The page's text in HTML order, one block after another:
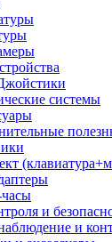
системы
и
и